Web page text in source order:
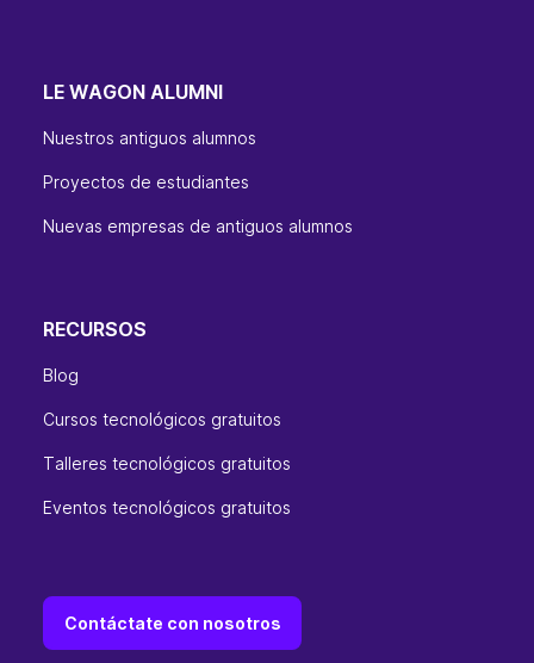
LE WAGON ALUMNI
Nuestros antiguos alumnos
Proyectos de estudiantes
Nuevas empresas de antiguos alumnos
RECURSOS
Blog
Cursos tecnológicos gratuitos
Talleres tecnológicos gratuitos
Eventos tecnológicos gratuitos
Contáctate con nosotros